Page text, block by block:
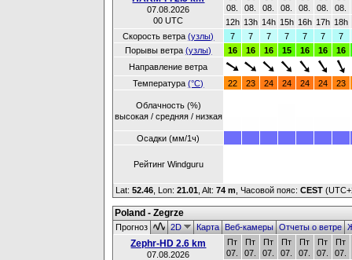
07.08.2026
00 UTC
08.
08.
08.
08.
08.
08.
08.
12h 13h 14h 15h 16h 17h 18h
Скорость ветра(узлы) 7 7 7 7 7 7
7
Порывы ветра(узлы) 16 16 16 15 16 16
16
Направление ветра
Температура(°C) 22 23 24 24 24 24 23
Облачность (%)
высокая / средняя / низкая
Осадки (мм/1ч)
Рейтинг Windguru
Lat: 52.46 , Lon: 21.01 Alt: 74 m , Часовой пояс: CEST
Poland - Zegrze
Прогноз 2D КартаВеб-камерыОтчеты о ветре
Zephr-HD 2.6 km
07.08.2026
Пт
07.
Пт
07.
Пт
07.
Пт
07.
Пт
07.
Пт
07.
Пт
07.